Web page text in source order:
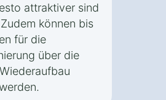
attraktiver sind
können bis
für die
über die